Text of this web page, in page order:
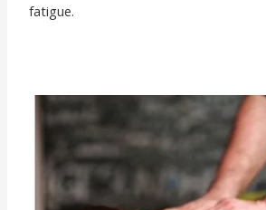
fatigue.